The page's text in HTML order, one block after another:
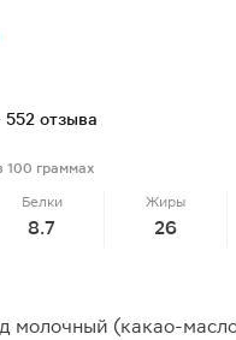
552 отзыва
100 граммах
Белки
8.7
Жиры
26
молочный (какао-